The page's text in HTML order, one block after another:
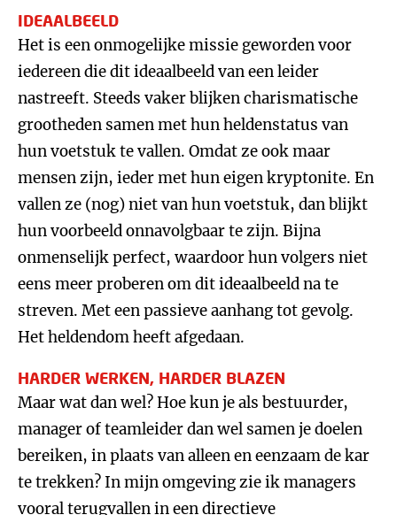
IDEAALBEELD
Het is een onmogelijke missie geworden voor
iedereen die dit ideaalbeeld van een leider
nastreeft. Steeds vaker blijken charismatische
grootheden samen met hun heldenstatus van
hun voetstuk te vallen. Omdat ze ook maar
mensen zijn, ieder met hun eigen kryptonite. En
vallen ze (nog) niet van hun voetstuk, dan blijkt
hun voorbeeld onnavolgbaar te zijn. Bijna
onmenselijk perfect, waardoor hun volgers niet
eens meer proberen om dit ideaalbeeld na te
streven. Met een passieve aanhang tot gevolg.
Het heldendom heeft afgedaan.
HARDER WERKEN, HARDER BLAZEN
Maar wat dan wel? Hoe kun je als bestuurder,
manager of teamleider dan wel samen je doelen
bereiken, in plaats van alleen en eenzaam de kar
te trekken? In mijn omgeving zie ik managers
vooral terugvallen in een directieve